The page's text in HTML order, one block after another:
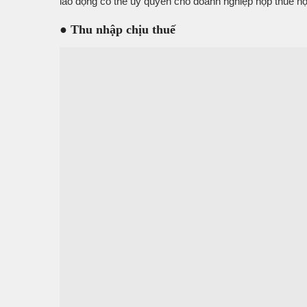
● Thu nhập chịu thuế